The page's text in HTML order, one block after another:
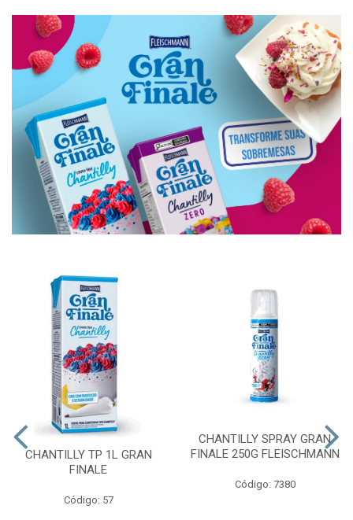
CHANTILLY TP 1L GRAN
FINALE
Código: 57
CHANTILLY SPRAY GRAN
FINALE 250G FLEISCHMANN
Código: 7380